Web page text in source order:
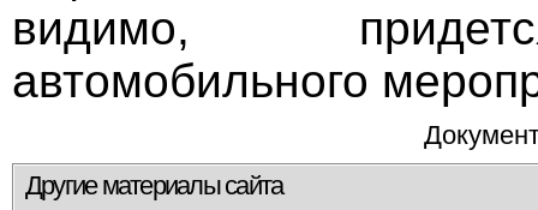
видимо,
автомобильного
Другие материалы сайта